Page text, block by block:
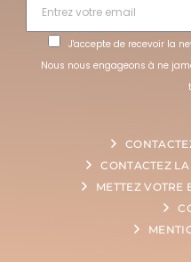
J'accepte de recevoir la
Nous nous engageons à ne
CONTACTEZ
METTEZ VOTRE